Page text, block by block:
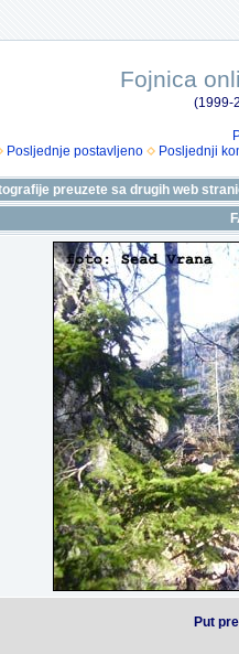
Fojnica
(1999-
Posljednje postavljeno Posljednji
preuzete sa drugih web
Put